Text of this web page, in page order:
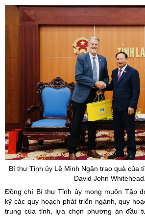
Bí thư Tỉnh ủy Lê Minh Ngân trao quà của
David John Whitehead.
Đồng chí Bí thư Tỉnh ủy mong muốn Tập
kỹ các quy hoạch phát triển ngành, quy
trung của tỉnh, lựa chọn phương án đầu